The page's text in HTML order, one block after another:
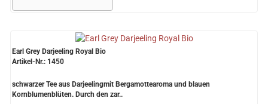
Aromatisierter Grüntee
Früchtetee
Earl Grey Darjeeling Royal Bio
Artikel-Nr.: 1450
schwarzer Tee aus Darjeelingmit Bergamottearoma und blauen
Kornblumenblüten. Durch den zar..